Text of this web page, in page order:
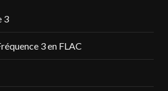
3
3 en FLAC